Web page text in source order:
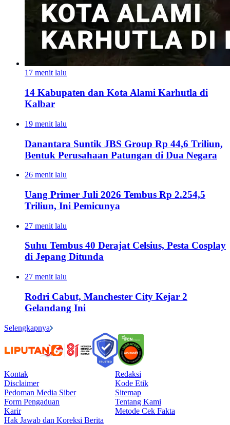
17 menit lalu
14 Kabupaten dan Kota Alami Karhutla di
Kalbar
19 menit lalu
Danantara Suntik JBS Group Rp 44,6 Triliun,
Bentuk Perusahaan Patungan di Dua Negara
26 menit lalu
Uang Primer Juli 2026 Tembus Rp 2.254,5
Triliun, Ini Pemicunya
27 menit lalu
Suhu Tembus 40 Derajat Celsius, Pesta Cosplay
di Jepang Ditunda
27 menit lalu
Rodri Cabut, Manchester City Kejar 2
Gelandang Ini
Selengkapnya
Kontak
Redaksi
Disclaimer
Kode Etik
Pedoman Media Siber
Sitemap
Form Pengaduan
Tentang Kami
Karir
Metode Cek Fakta
Hak Jawab dan Koreksi Berita